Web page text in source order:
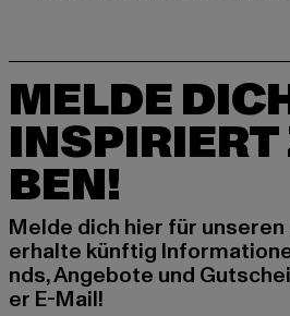
MELDE
INSPIRIERT
BEN!
Melde dich hier für
erhalte künftig
nds, Angebote und
er E-Mail!